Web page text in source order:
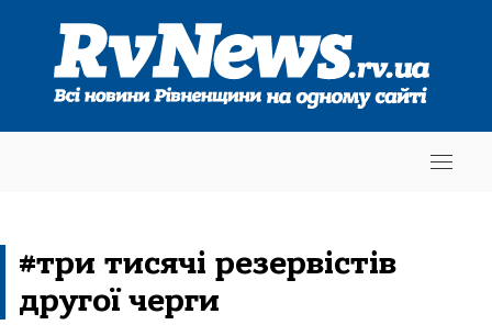
#три тисячі резервістів
другої черги